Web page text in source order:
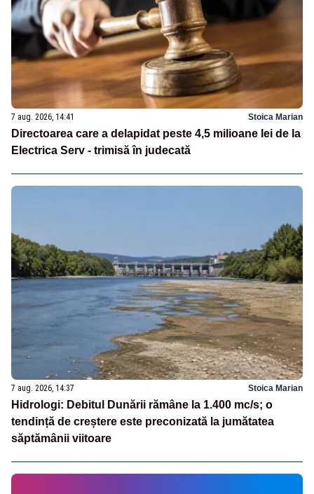
7 aug. 2026, 14:41 Stoica Marian
Directoarea care a delapidat peste 4,5 milioane lei de la
Electrica Serv - trimisă în judecată
7 aug. 2026, 14:37 Stoica Marian
Hidrologi: Debitul Dunării rămâne la 1.400 mc/s; o
tendință de creștere este preconizată la jumătatea
săptămânii viitoare